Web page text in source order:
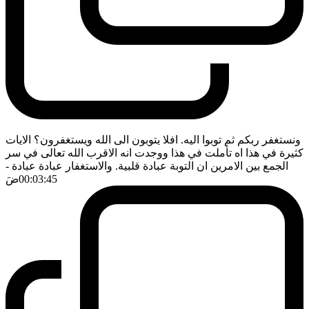
ونستغفر ربكم ثم توبوا اليه. افلا يتوبون الى الله ويستغفرون؟ الايات
كثيرة في هذا اه تأملت في هذا ووجدت انه الاقرب الله تعالى في سر
الجمع بين الامرين ان التوبة عبادة قلبية. والاستغفار عبادة عبادة -
00:03:45ضَ